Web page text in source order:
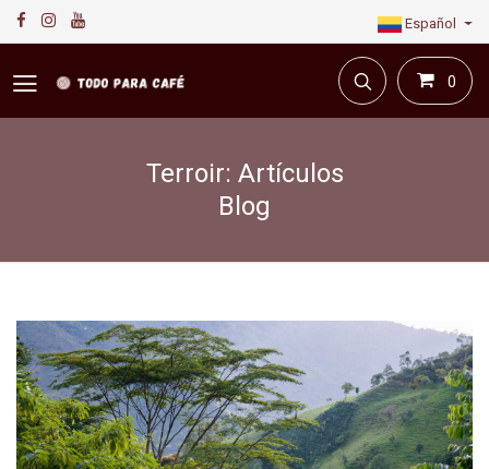
Español
0
Terroir: Artículos
Blog